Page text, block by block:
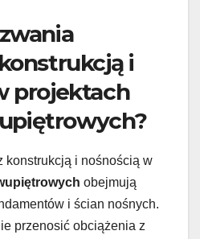
i
projektach
konstrukcją i nośnością w
obejmują
i ścian nośnych.
przenosić obciążenia z